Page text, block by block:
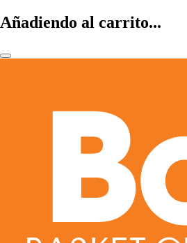
Añadiendo al carrito...